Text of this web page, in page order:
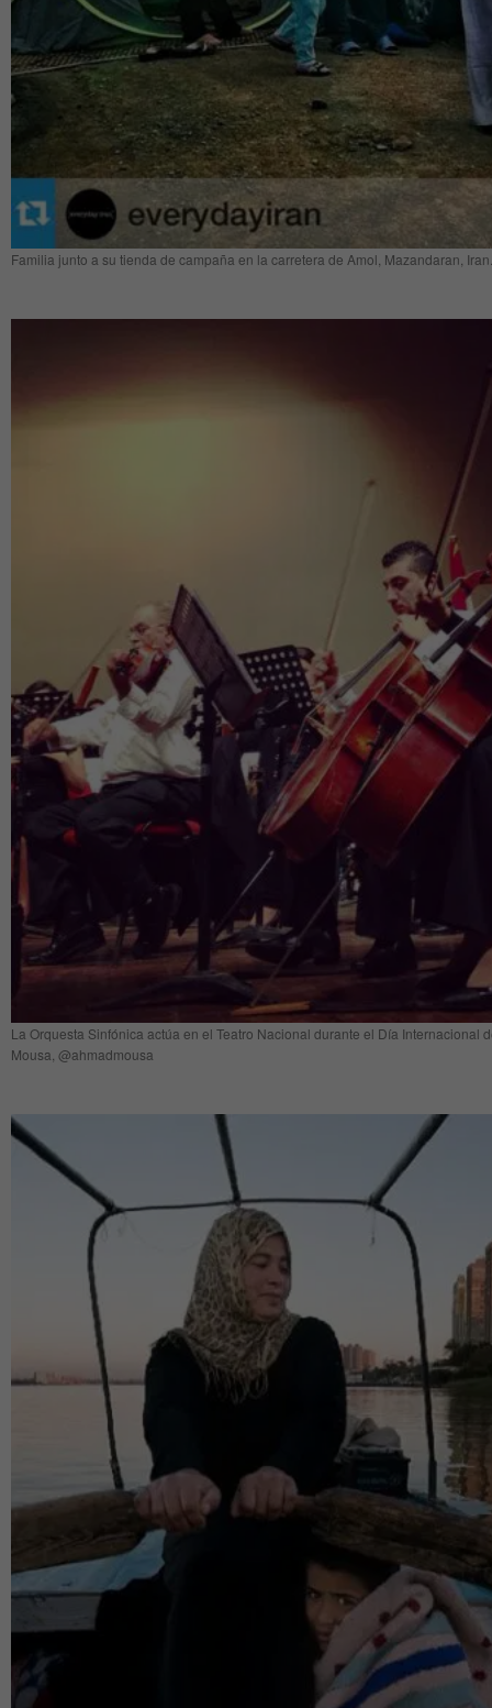
Familia junto a su tienda de campaña en la carretera de Amol, Mazandaran,
La Orquesta Sinfónica actúa en el Teatro Nacional durante el Día Internacional
Mousa, @ahmadmousa